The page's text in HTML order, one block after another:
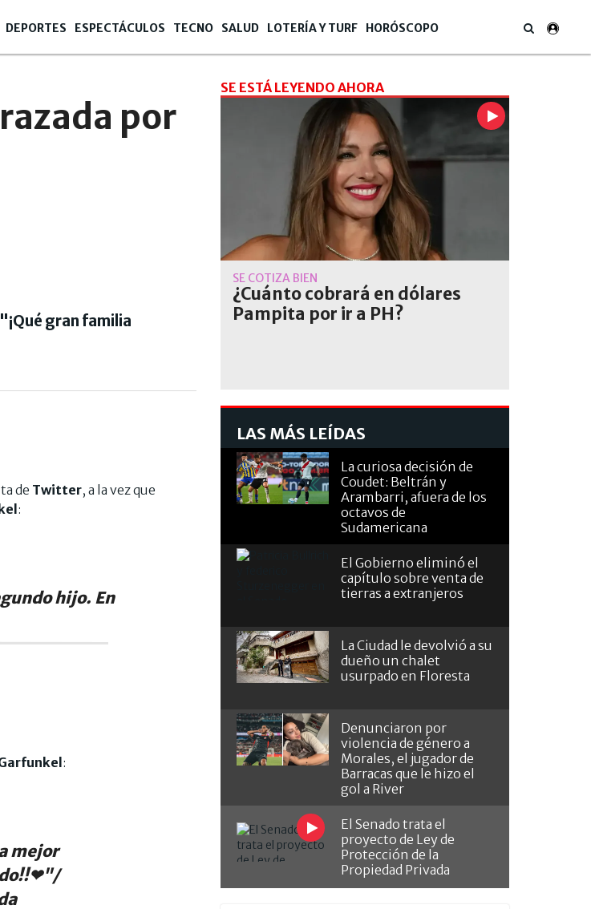
DEPORTES ESPECTÁCULOS TECNO SALUD LOTERÍA Y TURF HORÓSCOPO
por
gran familia
de Twitter, a la vez que
:
hijo. En
:
mejor
SE ESTÁ LEYENDO AHORA
SE COTIZA BIEN
¿Cuánto cobrará en dólares
Pampita por ir a PH?
LAS MÁS LEÍDAS
La curiosa decisión de
Coudet: Beltrán y
Arambarri, afuera de los
octavos de
Sudamericana
El Gobierno eliminó el
capítulo sobre venta de
tierras a extranjeros
La Ciudad le devolvió a su
dueño un chalet
usurpado en Floresta
Denunciaron por
violencia de género a
Morales, el jugador de
Barracas que le hizo el
gol a River
El Senado trata el
proyecto de Ley de
Protección de la
Propiedad Privada